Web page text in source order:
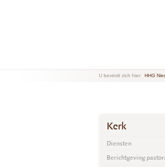
U bevindt zich hier: HHG
Kerk
Diensten
Berichtgeving